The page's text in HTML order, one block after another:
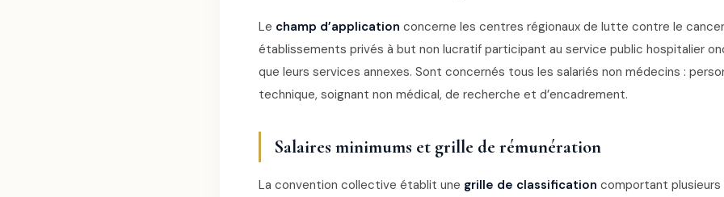
Le champ d’application concerne les centres régionaux de lutte contre le
établissements privés à but non lucratif participant au service public hospitalier
que leurs services annexes. Sont concernés tous les salariés non médecins :
technique, soignant non médical, de recherche et d’encadrement.
Salaires minimums et grille de rémunération
La convention collective établit une grille de classification comportant plusieurs